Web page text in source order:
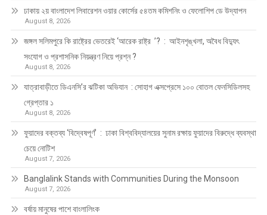
ঢাকায় ২য় বাংলাদেশ লিবারেশন ওয়ার কোর্সের ৫৪তম কমিশনিং ও ফেলোশিপ ডে উদ্‌যাপন
August 8, 2026
জঙ্গল সলিমপুরে কি রাষ্ট্রের ভেতরেই ‘আরেক রাষ্ট্র ’? : আইনশৃঙ্খলা, অবৈধ বিদ্যুৎ
সংযোগ ও প্রশাসনিক নিয়ন্ত্রণ নিয়ে প্রশ্ন ?
August 8, 2026
যাত্রাবাড়ীতে ডিএনসি’র ঝটিকা অভিযান : সোহাগ এক্সপ্রেসে ১০০ বোতল ফেনসিডিলসহ
গ্রেপ্তার ১
August 8, 2026
ফুয়াদের বক্তব্য ‘বিদ্বেষপূর্ণ’ : ঢাকা বিশ্ববিদ্যালয়ের সুনাম রক্ষায় ফুয়াদের বিরুদ্ধে ব্যবস্থা
চেয়ে নোটিশ
August 7, 2026
Banglalink Stands with Communities During the Monsoon
August 7, 2026
বর্ষায় মানুষের পাশে বাংলালিংক